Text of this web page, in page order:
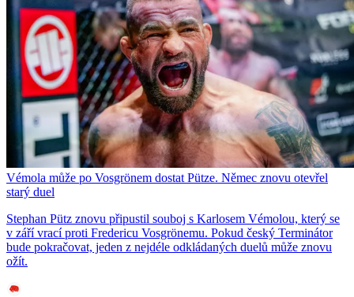
Vémola může po Vosgrönem dostat Pütze. Němec znovu otevřel
starý duel
Stephan Pütz znovu připustil souboj s Karlosem Vémolou, který se
v září vrací proti Fredericu Vosgrönemu. Pokud český Terminátor
bude pokračovat, jeden z nejdéle odkládaných duelů může znovu
ožít.